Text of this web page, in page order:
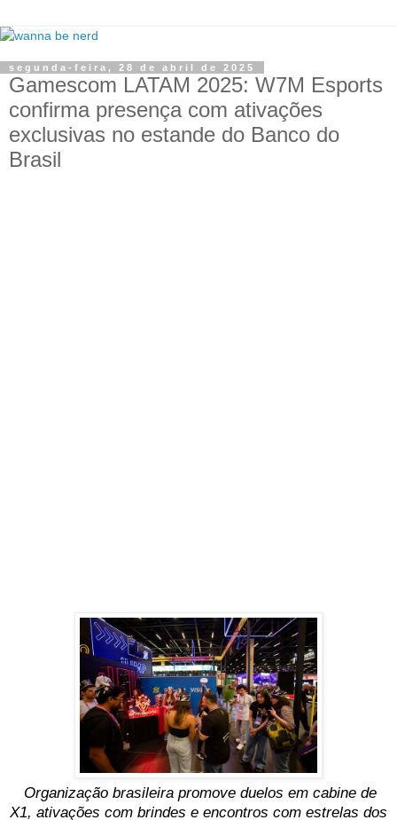
segunda-feira, 28 de abril de 2025
Gamescom LATAM 2025: W7M Esports
confirma presença com ativações
exclusivas no estande do Banco do
Brasil
Organização brasileira promove duelos em cabine de
X1, ativações com brindes e encontros com estrelas dos